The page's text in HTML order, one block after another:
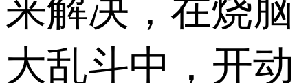
来解决，在烧脑
大乱斗中，开动